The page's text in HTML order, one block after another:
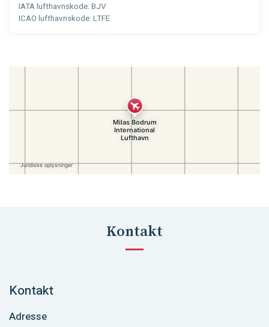
IATA lufthavnskode:BJV
ICAO lufthavnskode:LTFE
Kontakt
Kontakt
Adresse